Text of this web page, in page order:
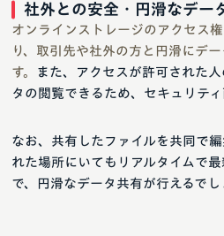
社外との安全・円滑なデー
オンラインストレージのアクセス
り、取引先や社外の方と円滑にデ
す。
また、アクセスが許可された
タの閲覧できるため、セキュリティ
なお、共有したファイルを共同で
れた場所にいてもリアルタイムで
で、円滑なデータ共有が行えるでし